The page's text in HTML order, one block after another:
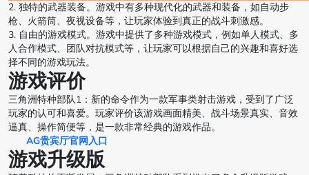
2. 独特的武器装备。游戏中有多种现代化的武器和装备，如自动步
枪、火箭筒、夜视设备等，让玩家体验到真正的战斗刺激感。
3. 自由的游戏模式。游戏中提供了多种游戏模式，例如单人模式、多
人合作模式、团队对抗模式等，让玩家可以根据自己的兴趣和喜好选
择不同的游戏玩法。
游戏评价
三角洲特种部队1：新的命令作为一款军事类射击游戏，受到了广泛
玩家的认可和喜爱。玩家评价该游戏画面精美、战斗场景真实、音效
逼真、操作简便等，是一款非常经典的游戏作品。
AG贵宾厅官网入口
游戏升级版